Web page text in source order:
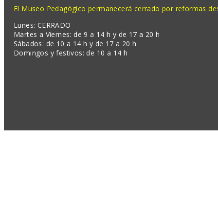
El Museo Pedagógico permanecerá cerrado por reformas
Lunes: CERRADO
Martes a Viernes: de 9 a 14 h y de 17 a 20 h
Sábados: de 10 a 14 h y de 17 a 20 h
Domingos y festivos: de 10 a 14 h